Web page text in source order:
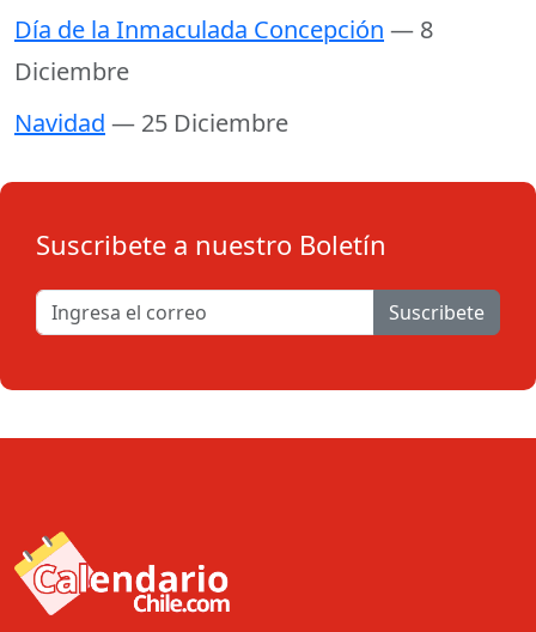
Día de la Inmaculada Concepción — 8
Diciembre
Navidad — 25 Diciembre
Suscribete a nuestro Boletín
Suscribete